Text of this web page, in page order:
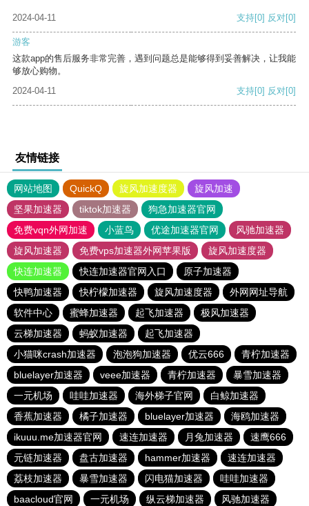
2024-04-11 支持[0] 反对[0]
游客
这款app的售后服务非常完善，遇到问题总是能够得到妥善解决，让我能
够放心购物。
2024-04-11
支持[0] 反对[0]
友情链接
网站地图 QuickQ 旋风加速度器
旋风加速
坚果加速器
tiktok加速器
狗急加速器官网
免费vqn外网加速
小蓝鸟 优途加速器官网
风驰加速器
旋风加速器
免费vps加速器外网苹果版
旋风加速度器
快连加速器
快连加速器官网入口
原子加速器
快鸭加速器
快柠檬加速器 旋风加速度器
外网网址导航
软件中心
蜜蜂加速器 起飞加速器
极风加速器
云梯加速器
蚂蚁加速器
起飞加速器
小猫咪crash加速器
泡泡狗加速器 优云666
青柠加速器
bluelayer加速器
veee加速器 青柠加速器
暴雪加速器
一元机场
哇哇加速器 海外梯子官网
白鲸加速器
香蕉加速器
橘子加速器 bluelayer加速器
海鸥加速器
ikuuu.me加速器官网
速连加速器 月兔加速器
速鹰666
元链加速器
盘古加速器 hammer加速器
速连加速器
荔枝加速器
暴雪加速器 闪电猫加速器
哇哇加速器
baacloud官网
一元机场 纵云梯加速器 风驰加速器